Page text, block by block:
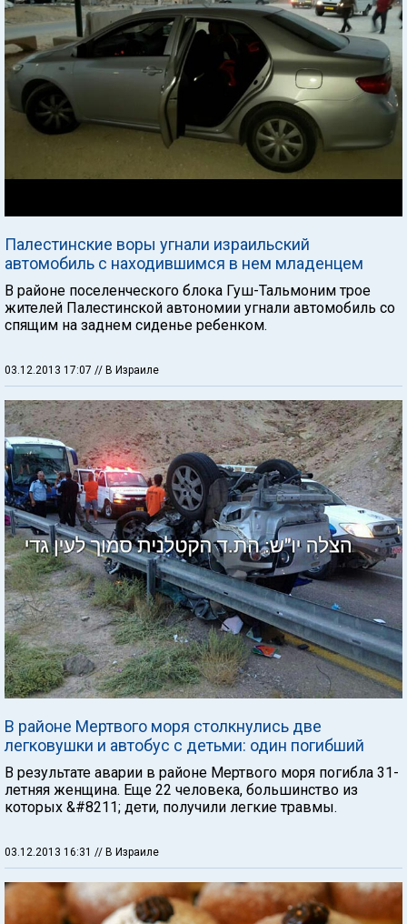
Палестинские воры угнали израильский
автомобиль с находившимся в нем младенцем
В районе поселенческого блока Гуш-Тальмоним трое
жителей Палестинской автономии угнали автомобиль со
спящим на заднем сиденье ребенком.
03.12.2013 17:07 // В Израиле
В районе Мертвого моря столкнулись две
легковушки и автобус с детьми: один погибший
В результате аварии в районе Мертвого моря погибла 31-
летняя женщина. Еще 22 человека, большинство из
которых &#8211; дети, получили легкие травмы.
03.12.2013 16:31 // В Израиле